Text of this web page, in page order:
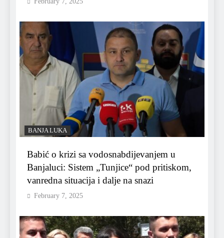
BANJA LUKA
Babić o krizi sa vodosnabdijevanjem u
Banjaluci: Sistem „Tunjice“ pod pritiskom,
vanredna situacija i dalje na snazi
February 7, 2025